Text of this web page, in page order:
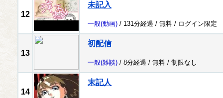
12
未記入
一般(動画) / 131分経過 / 無料 / ログイン限定
13
初配信
一般(雑談) / 8分経過 / 無料 / 制限なし
14
末記人